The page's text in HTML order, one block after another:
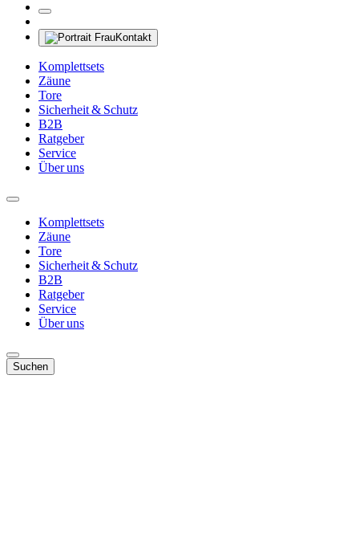
Kontakt
Komplettsets
Zäune
Tore
Sicherheit & Schutz
B2B
Ratgeber
Service
Über uns
Komplettsets
Zäune
Tore
Sicherheit & Schutz
B2B
Ratgeber
Service
Über uns
Suchen